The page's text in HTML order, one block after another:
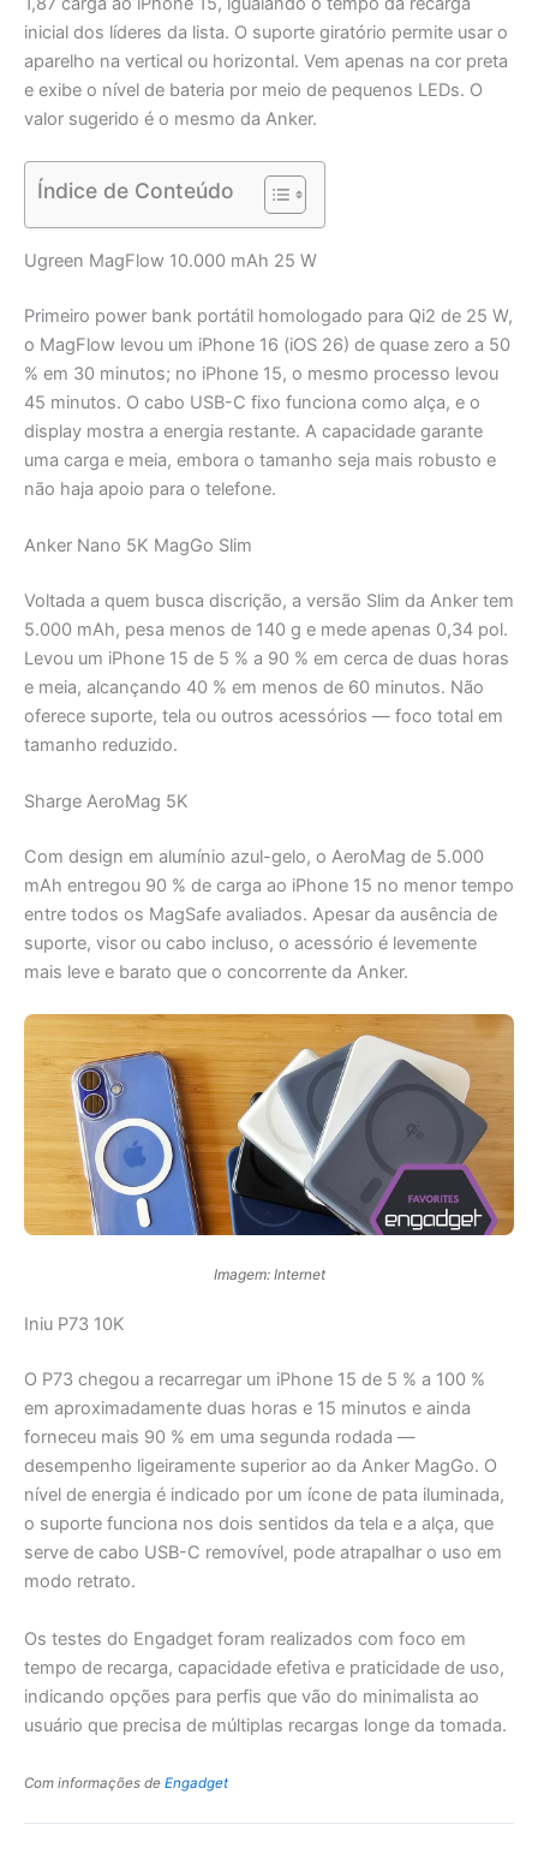
inicial dos líderes da lista. O suporte giratório permite usar o
aparelho na vertical ou horizontal. Vem apenas na cor preta
e exibe o nível de bateria por meio de pequenos LEDs. O
valor sugerido é o mesmo da Anker.
Índice de Conteúdo
Ugreen MagFlow 10.000 mAh 25 W
Primeiro power bank portátil homologado para Qi2 de 25 W,
o MagFlow levou um iPhone 16 (iOS 26) de quase zero a 50
% em 30 minutos; no iPhone 15, o mesmo processo levou
45 minutos. O cabo USB-C fixo funciona como alça, e o
display mostra a energia restante. A capacidade garante
uma carga e meia, embora o tamanho seja mais robusto e
não haja apoio para o telefone.
Anker Nano 5K MagGo Slim
Voltada a quem busca discrição, a versão Slim da Anker tem
5.000 mAh, pesa menos de 140 g e mede apenas 0,34 pol.
Levou um iPhone 15 de 5 % a 90 % em cerca de duas horas
e meia, alcançando 40 % em menos de 60 minutos. Não
oferece suporte, tela ou outros acessórios — foco total em
tamanho reduzido.
Sharge AeroMag 5K
Com design em alumínio azul-gelo, o AeroMag de 5.000
mAh entregou 90 % de carga ao iPhone 15 no menor tempo
entre todos os MagSafe avaliados. Apesar da ausência de
suporte, visor ou cabo incluso, o acessório é levemente
mais leve e barato que o concorrente da Anker.
Imagem: Internet
Iniu P73 10K
O P73 chegou a recarregar um iPhone 15 de 5 % a 100 %
em aproximadamente duas horas e 15 minutos e ainda
forneceu mais 90 % em uma segunda rodada —
desempenho ligeiramente superior ao da Anker MagGo. O
nível de energia é indicado por um ícone de pata iluminada,
o suporte funciona nos dois sentidos da tela e a alça, que
serve de cabo USB-C removível, pode atrapalhar o uso em
modo retrato.
Os testes do Engadget foram realizados com foco em
tempo de recarga, capacidade efetiva e praticidade de uso,
indicando opções para perfis que vão do minimalista ao
usuário que precisa de múltiplas recargas longe da tomada.
Com informações de Engadget